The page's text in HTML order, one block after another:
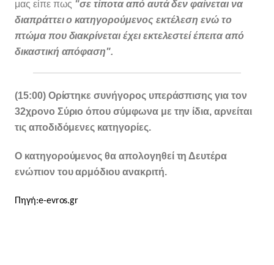
μας είπε πως "σε τίποτα από αυτά δεν φαίνεται να
διαπράττει ο κατηγορούμενος εκτέλεση ενώ το
πτώμα που διακρίνεται έχει εκτελεστεί έπειτα από
δικαστική απόφαση".
(15:00) Ορίστηκε συνήγορος υπεράσπισης για τον
32χρονο Σύριο όπου σύμφωνα με την ίδια, αρνείται
τις αποδιδόμενες κατηγορίες.
Ο κατηγορούμενος θα απολογηθεί τη Δευτέρα
ενώπιον του αρμόδιου ανακριτή.
Πηγή:e-evros.gr